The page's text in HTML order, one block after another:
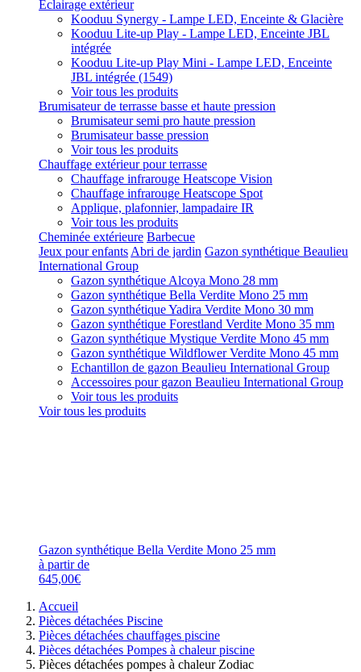
Eclairage extérieur
Kooduu Synergy - Lampe LED, Enceinte & Glacière
Kooduu Lite-up Play - Lampe LED, Enceinte JBL
intégrée
Kooduu Lite-up Play Mini - Lampe LED, Enceinte
JBL intégrée (1549)
Voir tous les produits
Brumisateur de terrasse basse et haute pression
Brumisateur semi pro haute pression
Brumisateur basse pression
Voir tous les produits
Chauffage extérieur pour terrasse
Chauffage infrarouge Heatscope Vision
Chauffage infrarouge Heatscope Spot
Applique, plafonnier, lampadaire IR
Voir tous les produits
Cheminée extérieure Barbecue
Jeux pour enfants Abri de jardin Gazon synthétique Beaulieu
International Group
Gazon synthétique Alcoya Mono 28 mm
Gazon synthétique Bella Verdite Mono 25 mm
Gazon synthétique Yadira Verdite Mono 30 mm
Gazon synthétique Forestland Verdite Mono 35 mm
Gazon synthétique Mystique Verdite Mono 45 mm
Gazon synthétique Wildflower Verdite Mono 45 mm
Echantillon de gazon Beaulieu International Group
Accessoires pour gazon Beaulieu International Group
Voir tous les produits
Voir tous les produits
Gazon synthétique Bella Verdite Mono 25 mm
à partir de
645,00€
Accueil
Pièces détachées Piscine
Pièces détachées chauffages piscine
Pièces détachées Pompes à chaleur piscine
Pièces détachées pompes à chaleur Zodiac